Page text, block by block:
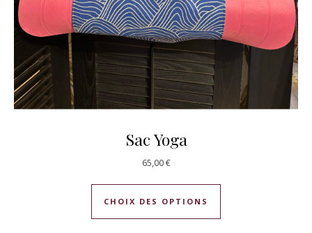
Sac Yoga
65,00€
CHOIX DES OPTIONS
Ce produit a